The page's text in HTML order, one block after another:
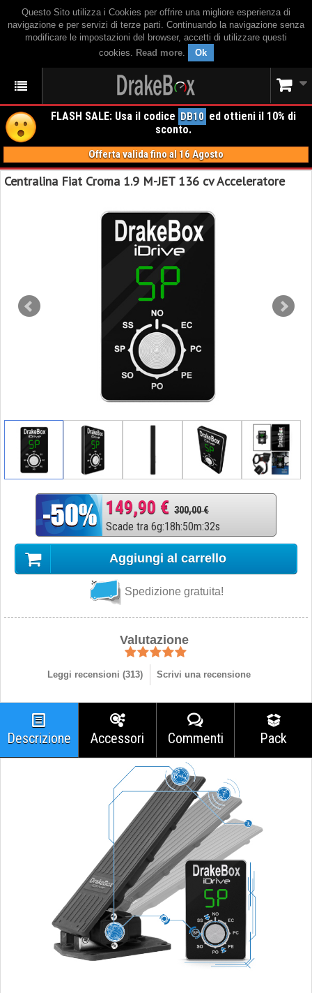
Questo Sito utilizza i Cookies per offrire una migliore esperienza di
navigazione e per servizi di terze parti. Continuando la navigazione senza
modificare le impostazioni del browser, accetti di utilizzare questi
cookies. Read more. Ok
FLASH SALE: Usa il codice DB10 ed ottieni il 10% di
sconto.
Offerta valida fino al 16 Agosto
Centralina Fiat Croma 1.9 M-JET 136 cv Acceleratore
149,90 € 300,00 €
Scade tra 6g:18h:50m:32s
Aggiungi al carrello
Spedizione gratuita!
Valutazione
Leggi recensioni (313) Scrivi una recensione
Descrizione Accessori Commenti Pack